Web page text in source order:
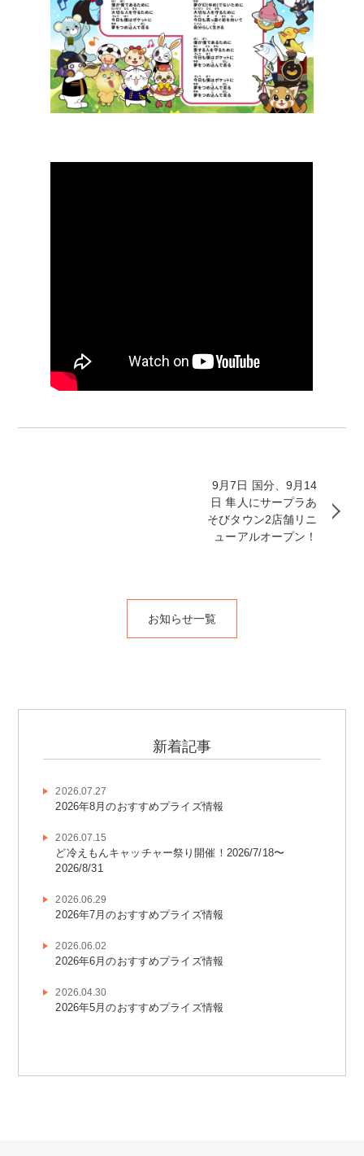
9月7日 国分、9月14
日 隼人にサープラあ
そびタウン2店舗リニ
ューアルオープン！
お知らせ一覧
新着記事
2026.07.27
2026年8月のおすすめプライズ情報
2026.07.15
ど冷えもんキャッチャー祭り開催！2026/7/18〜
2026/8/31
2026.06.29
2026年7月のおすすめプライズ情報
2026.06.02
2026年6月のおすすめプライズ情報
2026.04.30
2026年5月のおすすめプライズ情報